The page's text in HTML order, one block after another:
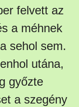
felvett az
a méhnek
sehol sem.
utána,
győzte
a szegény